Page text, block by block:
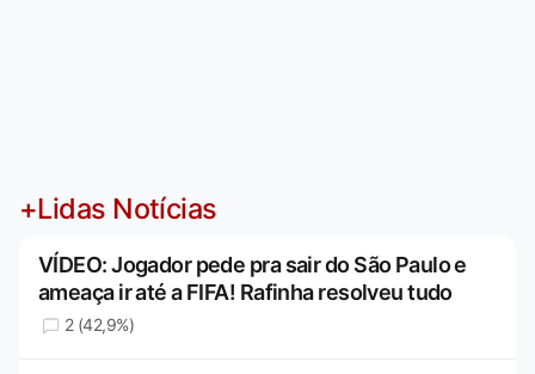
+Lidas Notícias
VÍDEO: Jogador pede pra sair do São Paulo e
ameaça ir até a FIFA! Rafinha resolveu tudo
2 (42,9%)